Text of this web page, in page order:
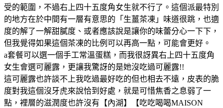
受的範圍，不過右上四十五度角女生就不行了。這個派最特別
的地方在於中間有一層有意思的「生薑茶凍」味道很跳，也適
度的解了一解甜膩度、或者應該說是讓你的味蕾分心一下下，
但我覺得如果這個茶凍的比例可以再高一點，可能會更好。
a套餐可以選一個手工常溫蛋糕，而我很訝異右上四十五度角
女生會選可麗露，更讓我驚訝的是她沒吃過可麗露!!
這可麗露也許談不上我吃過最好吃的但也相去不遠，皮表的脆
度對我這個沒牙虎來說恰到好處，就是可惜焦香之息弱了一
點，裡層的滋潤度也許沒有【內湖】【吃吃喝喝MAISON